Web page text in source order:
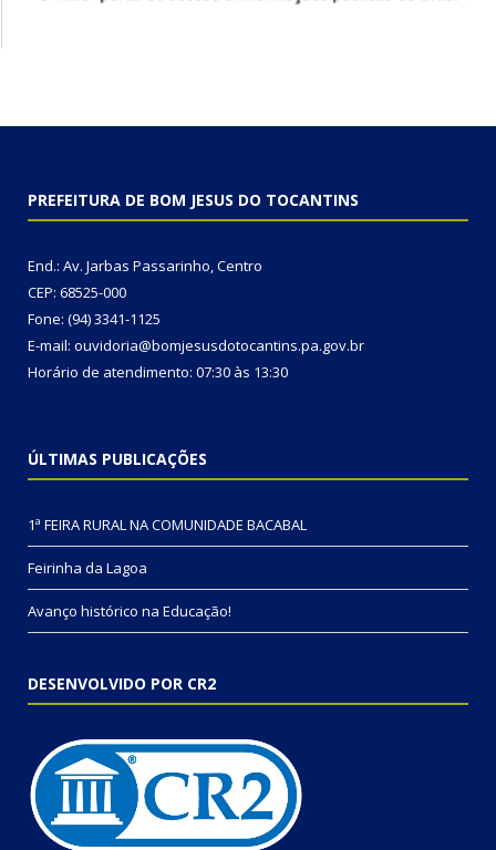
PREFEITURA DE BOM JESUS DO TOCANTINS
End.: Av. Jarbas Passarinho, Centro
CEP: 68525-000
Fone: (94) 3341-1125
E-mail: ouvidoria@bomjesusdotocantins.pa.gov.br
Horário de atendimento: 07:30 às 13:30
ÚLTIMAS PUBLICAÇÕES
1ª FEIRA RURAL NA COMUNIDADE BACABAL
Feirinha da Lagoa
Avanço histórico na Educação!
DESENVOLVIDO POR CR2